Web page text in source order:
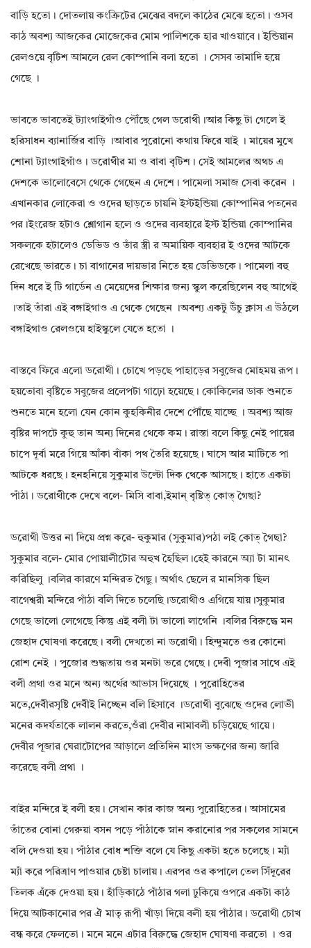
বাড়ি হতো। দোতলায় কংক্রিটের মেঝের বদলে কাঠের মেঝে হতো। ওসব
কাঠ অবশ্য আজকের মোজেকের মোম পালিশকে হার খাওয়াবে। ইন্ডিয়ান
রেলওয়ে বৃটিশ আমলে রেল কোম্পানি বলা হতো । সেসব তামাদি হয়ে
গেছে ।
ভাবতে ভাবতেই ট্যাংগাইগাঁও পৌঁছে গেল ডরোথী।আর কিছু টা গেলে ই
হরিসাধন ব্যানার্জির বাড়ি ।আবার পুরোনো কথায় ফিরে যাই । মায়ের মুখে
শোনা ট্যাংগাইগাঁও। ডরোথীর মা ও বাবা বৃটিশ। সেই আমলের অথচ এ
দেশকে ভালোবেসে থেকে গেছেন এ দেশে। পামেলা সমাজ সেবা করেন ।
এখানকার লোকেরা ও ওদের ছাড়তে চায়নি ইস্টইন্ডিয়া কোম্পানির পতনের
পর।ইংরেজ হটাও শ্লোগান হলে ও ওদের ব্যবহারে ইস্ট ইন্ডিয়া কোম্পানির
সকলকে হটালেও ডেভিড ও তাঁর স্ত্রী র অমায়িক ব্যবহার ই ওদের আটকে
রেখেছে ভারতে। চা বাগানের দায়ভার নিতে হয় ডেভিডকে। পামেলা বহু
দিন ধরে ই টি গার্ডেন এ মেয়েদের শিক্ষার জন্য স্কুল করেছিলেন বহু আগেই
।তাই তাঁরা এই বঙ্গাইগাও এ থেকে গেছেন ।অবশ্য একটু উঁচু ক্লাস এ উঠলে
বঙ্গাইগাও রেলওয়ে হাইস্কুলে যেতে হতো ।
বাস্তবে ফিরে এলো ডরোথী। চোখে পড়ছে পাহাড়ের সবুজের মোহময় রূপ।
হয়তোবা বৃষ্টিতে সবুজের প্রলেপটা গাঢ়ো হয়েছে। কোকিলের ডাক শুনতে
শুনতে মনে হলো যেন কোন কুহকিনীর দেশে পৌঁছে যাচ্ছে । অবশ্য আজ
বৃষ্টির দাপটে কুহু তান অন্য দিনের থেকে কম। রাস্তা বলে কিছু নেই পায়ের
চাপে দূর্বা মরে গিয়ে আঁকা বাঁকা পথ তৈরি হয়েছে। ঘাসে আর মাটিতে পা
আটকে ধরছে। হনহনিয়ে সুকুমার উল্টো দিক থেকে আসছে। হাতে একটা
পাঁঠা। ডরোথীকে দেখে বলে- মিসি বাবা,ইমান্ বৃষ্টিত্ কোত্ গৈছা?
ডরোথী উত্তর না দিয়ে প্রশ্ন করে- হুকুমার (সুকুমার)পঠা লই কোত্ গৈছা?
সুকুমার বলে- মোর পোয়ালীটোর অহুখ হৈছিল।হেই কারনে অ্যা টা মানৎ
করিছিলু ।বলির কারণে মন্দিরত গৈছু। অর্থাৎ ছেলে র মানসিক ছিল
বাগেশ্বরী মন্দিরে পাঁঠা বলি দিতে চলেছি।ডরোথীও এগিয়ে যায়।সুকুমার
গেছে ভালো লেগেছে কিন্তু এই বলী টা ভালো লাগেনি ।বলির বিরুদ্ধে মন
জেহাদ ঘোষণা করেছে। বলী দেখতো না ডরোথী। হিন্দুমতে ওর কোনো
রোশ নেই । পুজোর শুদ্ধতায় ওর মনটা ভরে গেছে। দেবী পূজার সাথে এই
বলী প্রথা ওর মনে অন্য অর্থের আভাস দিয়েছে । পুরোহিতের
মতে,দেবীরসৃষ্টি দেবীই নিচ্ছেন বলি হিসাবে ।ডরোথী বুঝেছে ওদের লোভী
মনের কদর্যতাকে লালন করতে,ওঁরা দেবীর নামাবলী চড়িয়েছে গায়ে।
দেবীর পূজার ঘেরাটোপের আড়ালে প্রতিদিন মাংস ভক্ষণের জন্য জারি
করেছে বলী প্রথা ।
বাইর মন্দিরে ই বলী হয়। সেখান কার কাজ অন্য পুরোহিতের। আসামের
তাঁতের বোনা গেরুয়া বসন পড়ে পাঁঠাকে স্নান করানোর পর সকলের সামনে
বলি দেওয়া হয়। পাঁঠার বোধ শক্তি বলে যে কিছু একটা হতে চলেছে। ম্যাঁ
ম্যাঁ করে পরিত্রাণ পাওয়ার চেষ্টা চালায়। এরপর ওর কপালে তেল সিঁদূরের
তিলক এঁকে দেওয়া হয়। হাঁড়িকাঠে পাঁঠার গলা ঢুকিয়ে ওপরে একটা কাঠ
দিয়ে আটকানোর পর ঐ মাতৃ রূপী খাঁড়া দিয়ে বলী হয় পাঁঠার। ডরোথী চোখ
বন্ধ করে ফেলতো। মনে মনে এটার বিরুদ্ধে জেহাদ ঘোষণা করতো । ওর